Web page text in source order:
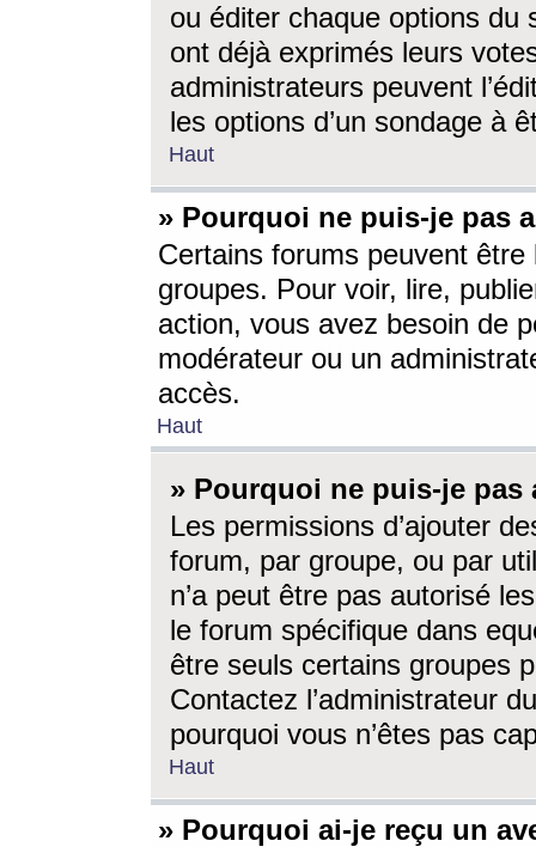
ou éditer chaque options du
ont déjà exprimés leurs
administrateurs peuvent
les options d’un sondage à
Haut
» Pourquoi ne puis-je pas
Certains forums peuvent être
groupes. Pour voir, lire,
action, vous avez besoin de
modérateur ou un
accès.
Haut
» Pourquoi ne puis-je
Les permissions d’ajouter
forum, par groupe, ou par
n’a peut être pas autorisé
le forum spécifique dans
être seuls certains groupes
Contactez l’administrateur
pourquoi vous n’êtes pas
Haut
» Pourquoi ai-je reçu un